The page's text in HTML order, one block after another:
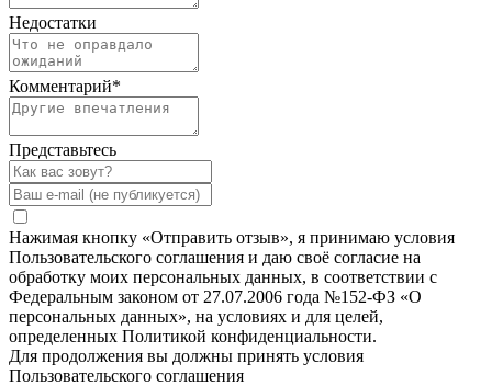
Недостатки
Комментарий*
Представьтесь
Нажимая кнопку «Отправить отзыв», я принимаю условия
Пользовательского соглашения и даю своё согласие на
обработку моих персональных данных, в соответствии с
Федеральным законом от 27.07.2006 года №152-ФЗ «О
персональных данных», на условиях и для целей,
определенных Политикой конфиденциальности.
Для продолжения вы должны принять условия
Пользовательского соглашения